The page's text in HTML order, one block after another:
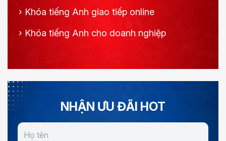
› Khóa tiếng Anh giao tiếp online
› Khóa tiếng Anh cho doanh nghiệp
NHẬN ƯU ĐÃI HOT